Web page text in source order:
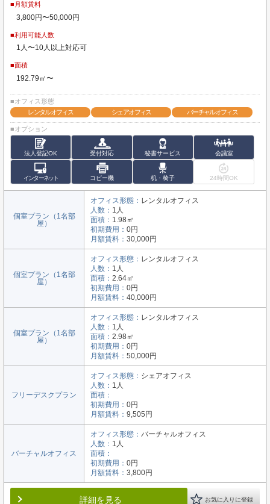
■月額賃料
3,800円〜50,000円
■利用可能人数
1人〜10人以上対応可
■面積
192.79㎡〜
■オフィス形態
レンタルオフィス
シェアオフィス バーチャルオフィス
■オプション
法人登記OK 受付対応 秘書サービス 会議室
インターネット コピー機 机・椅子 24時間OK
個室プラン（1名部
屋）
オフィス形態： レンタルオフィス
人数： 1人
面積： 1.98㎡
初期費用： 0円
月額賃料： 30,000円
個室プラン（1名部
屋）
オフィス形態： レンタルオフィス
人数： 1人
面積： 2.64㎡
初期費用： 0円
月額賃料： 40,000円
個室プラン（1名部
屋）
オフィス形態： レンタルオフィス
人数： 1人
面積： 2.98㎡
初期費用： 0円
月額賃料： 50,000円
フリーデスクプラン
オフィス形態： シェアオフィス
人数： 1人
面積：
初期費用： 0円
月額賃料： 9,505円
バーチャルオフィス
オフィス形態： バーチャルオフィス
人数： 1人
面積：
初期費用： 0円
月額賃料： 3,800円
詳細を見る お気に入りに登録